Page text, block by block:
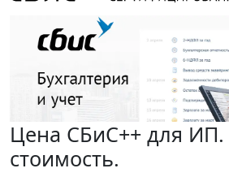
Цена СБиС++ для
стоимость.